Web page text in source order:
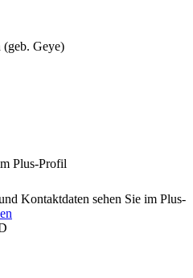
(geb. Geye)
Plus-Profil
Kontaktdaten sehen Sie im Plus-